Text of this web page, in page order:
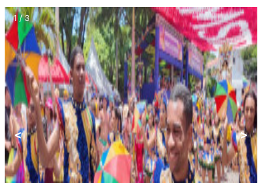
1 / 3
< >